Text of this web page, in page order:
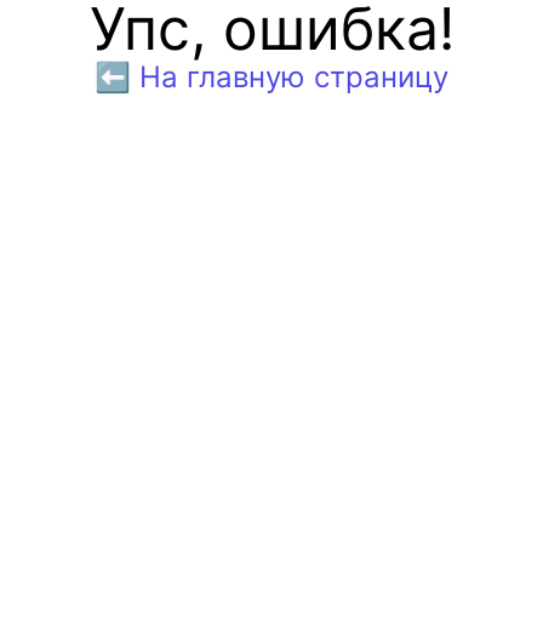
Упс, ошибка!
⬅️ На главную страницу